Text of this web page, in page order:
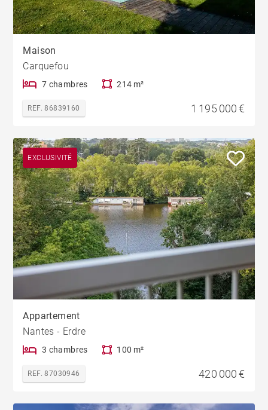
Maison
Carquefou
7 chambres 214 m²
REF. 86839160 1 195 000 €
EXCLUSIVITÉ
Appartement
Nantes - Erdre
3 chambres 100 m²
REF. 87030946 420 000 €